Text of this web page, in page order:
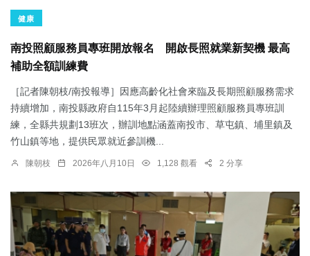
健康
南投照顧服務員專班開放報名 開啟長照就業新契機 最高
補助全額訓練費
［記者陳朝枝/南投報導］因應高齡化社會來臨及長期照顧服務需求
持續增加，南投縣政府自115年3月起陸續辦理照顧服務員專班訓
練，全縣共規劃13班次，辦訓地點涵蓋南投市、草屯鎮、埔里鎮及
竹山鎮等地，提供民眾就近參訓機...
陳朝枝 2026年八月10日 1,128 觀看 2 分享